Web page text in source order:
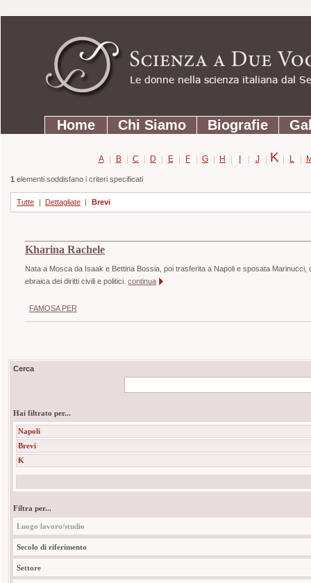
contenuti.
Strumenti
personali
SezioniHome Chi Siamo Biografie
A | B | C | D | E | F | G | H | I | J | K | L |
1elementi soddisfano i criteri specificati
Tutte | Dettagliate | Brevi
Kharina Rachele
Nata a Mosca da Isaak e Bettina Bossia, poi trasferita a Napoli e sposata
ebraica dei diritti civili e politici.continua
FAMOSA PER
Cerca
Hai filtrato per...
Napoli
Brevi
K
Filtra per...
Luogo lavoro/studio
Secolo di riferimento
Settore